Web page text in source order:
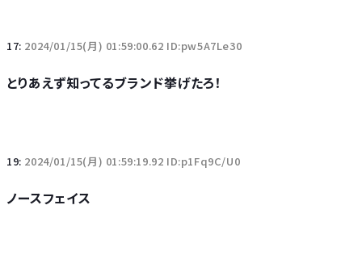
17: 2024/01/15(月) 01:59:00.62 ID:pw5A7Le30
とりあえず知ってるブランド挙げたろ！
19: 2024/01/15(月) 01:59:19.92 ID:p1Fq9C/U0
ノースフェイス